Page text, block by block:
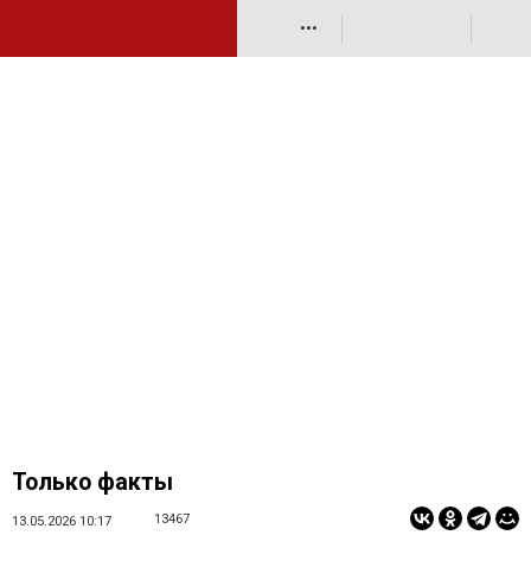
•••
Только факты
13.05.2026 10:17 13467